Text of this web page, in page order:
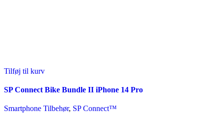
Tilføj til kurv
SP Connect Bike Bundle II iPhone 14 Pro
Smartphone Tilbehør, SP Connect™